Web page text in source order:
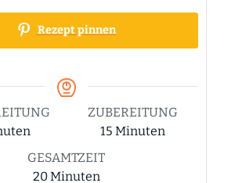
Rezept pinnen
ZUBEREITUNG
15Minuten
Minuten
GESAMTZEIT
20Minuten
Minuten